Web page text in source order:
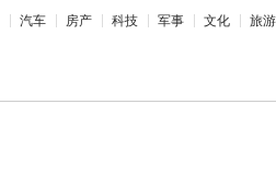
汽车 房产 科技 军事 文化 旅游